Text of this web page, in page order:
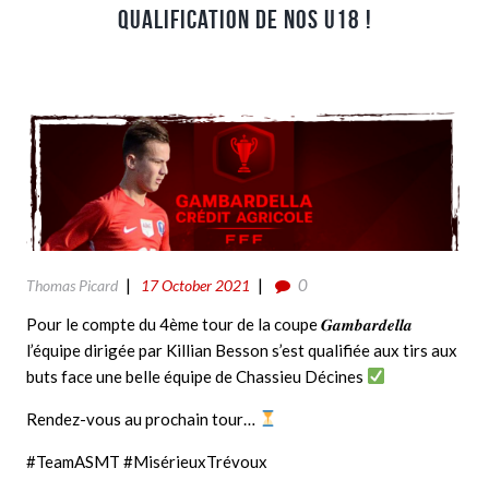
Qualification de nos U18 !
Thomas Picard 17 October 2021
0
Pour le compte du 4ème tour de la coupe 𝑮𝒂𝒎𝒃𝒂𝒓𝒅𝒆𝒍𝒍𝒂
l’équipe dirigée par Killian Besson s’est qualifiée aux tirs aux
buts face une belle équipe de Chassieu Décines
Rendez-vous au prochain tour…
#TeamASMT #MisérieuxTrévoux